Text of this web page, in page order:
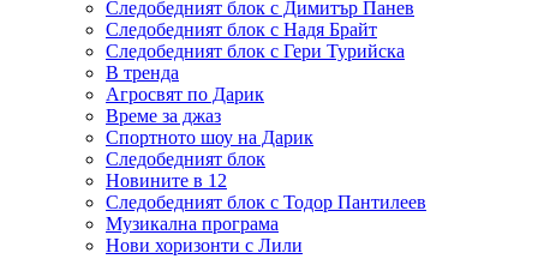
Следобедният блок с Димитър Панев
Следобедният блок с Надя Брайт
Следобедният блок с Гери Турийска
В тренда
Агросвят по Дарик
Време за джаз
Спортното шоу на Дарик
Следобедният блок
Новините в 12
Следобедният блок с Тодор Пантилеев
Музикална програма
Нови хоризонти с Лили